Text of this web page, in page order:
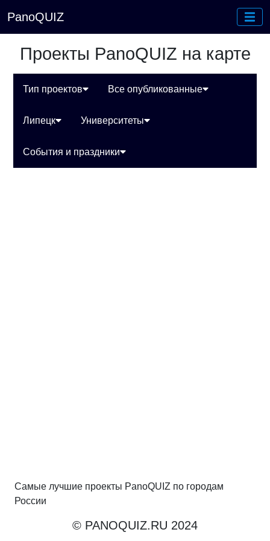
PanoQUIZ
Проекты PanoQUIZ на карте
Тип проектов Все опубликованные
Липецк Университеты
События и праздники
Самые лучшие проекты PanoQUIZ по городам
России
© PANOQUIZ.RU 2024